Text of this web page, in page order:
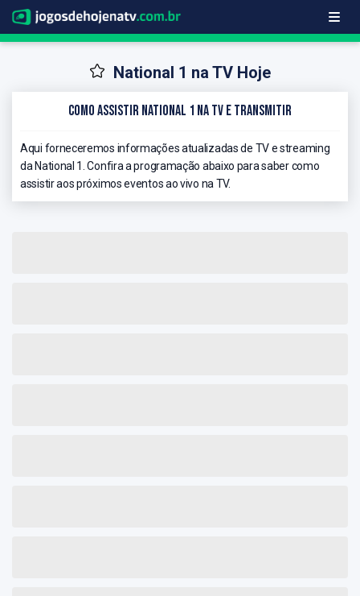
National 1 na TV Hoje
Como Assistir National 1 na TV e Transmitir
Aqui forneceremos informações atualizadas de TV e streaming
da National 1. Confira a programação abaixo para saber como
assistir aos próximos eventos ao vivo na TV.